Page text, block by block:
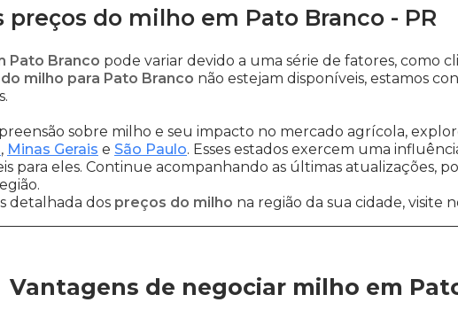
preços do milho em Pato Branco - PR
Pato Branco pode variar devido a uma série de fatores, como
milho para Pato Branco não estejam disponíveis, estamos
sobre milho e seu impacto no mercado agrícola,
, Minas Gerais e São Paulo. Esses estados exercem uma
para eles. Continue acompanhando as últimas atualizações,
detalhada dos preços do milho na região da sua cidade, visite
Vantagens de negociar milho em